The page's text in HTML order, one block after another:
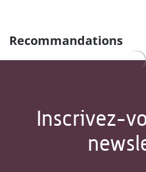
Recommandations
Inscrivez-